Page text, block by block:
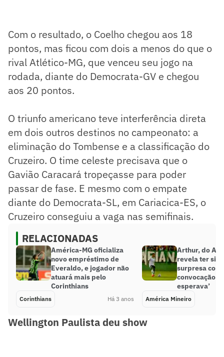
Com o resultado, o Coelho chegou aos 18
pontos, mas ficou com dois a menos do que o
rival Atlético-MG, que venceu seu jogo na
rodada, diante do Democrata-GV e chegou
aos 20 pontos.
O triunfo americano teve interferência direta
em dois outros destinos no campeonato: a
eliminação do Tombense e a classificação do
Cruzeiro. O time celeste precisava que o
Gavião Caracará tropeçasse para poder
passar de fase. E mesmo com o empate
diante do Democrata-SL, em Cariacica-ES, o
Cruzeiro conseguiu a vaga nas semifinais.
RELACIONADAS
América-MG oficializa
novo empréstimo de
Everaldo, e jogador não
atuará mais pelo
Corinthians
Corinthians Há 3 anos
Arthur, do
revela ter
surpresa com
convocação:
esperava’
América Mineiro
Wellington Paulista deu show